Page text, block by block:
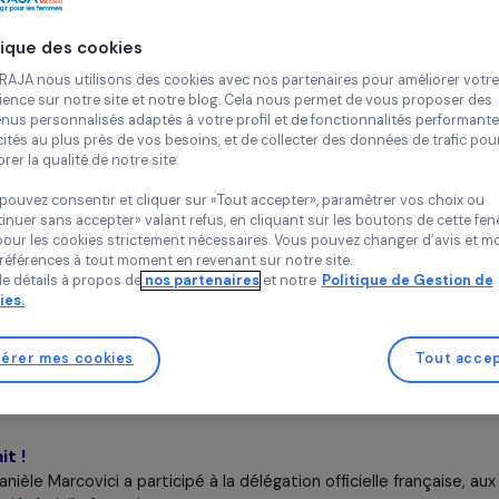
de la Fondation RAJA-Danièle Marcovici
la Commission de la condition de la femme ou
de la condition de la femme(«Commission on the
principale consacrée à
la promotion de
des femmes. Créée par une résolution du 21 juin 1946,
social des Nations Unies (ECOSOC). La commission a
les défis,mettre en place des politiques
et des filles.
mars, la commission organise une session de deux
hauts responsables gouvernementaux et
et de l’autonomisation de toutes les femmes et de
renforçant les institutions et le financement dans une
».
Politique des cookies
Chez RAJA nous utilisons des cookies avec nos partenaires pour
expérience sur notre site et notre blog. Cela nous permet de
contenus personnalisés adaptés à votre profil et de
publicités au plus près de vos besoins, et de collecter des
améliorer la qualité de notre site.
Vous pouvez consentir et cliquer sur «Tout accepter»,
«Continuer sans accepter» valant refus, en cliquant sur les
sauf pour les cookies strictement nécessaires. Vous pouvez
vos préférences à tout moment en revenant sur notre site.
Plus de détails à propos de
et notre
Politique
Cookies.